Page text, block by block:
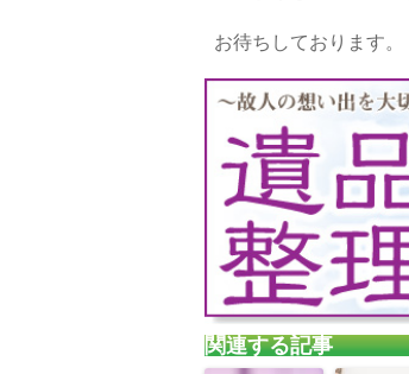
お待ちしております。
関連する記事